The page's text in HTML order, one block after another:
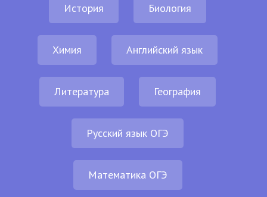
История Биология
Химия Английский язык
Литература География
Русский язык ОГЭ
Математика ОГЭ